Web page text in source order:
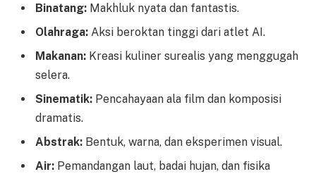
Binatang: Makhluk nyata dan fantastis.
Olahraga: Aksi beroktan tinggi dari atlet AI.
Makanan: Kreasi kuliner surealis yang menggugah
selera.
Sinematik: Pencahayaan ala film dan komposisi
dramatis.
Abstrak: Bentuk, warna, dan eksperimen visual.
Air: Pemandangan laut, badai hujan, dan fisika